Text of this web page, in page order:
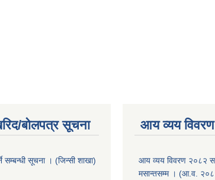
बोलपत्र सूचना
सम्बन्धी सूचना । (जिन्सी शाखा)
आय व्यय विवरण
आय व्यय विवरण २०८२
मसान्तसम्म । (आ.व.